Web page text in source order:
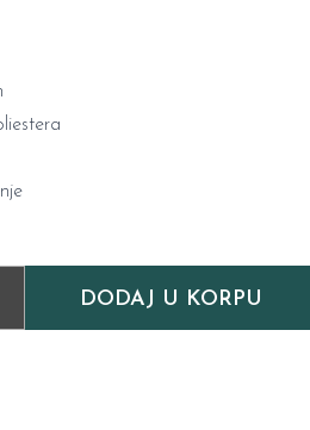
DODAJ U KORPU